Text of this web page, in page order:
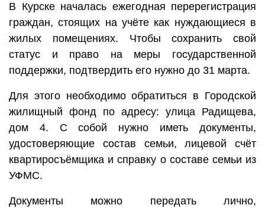
В Курске началась ежегодная перерегистрация
граждан, стоящих на учёте как нуждающиеся в
жилых помещениях. Чтобы сохранить свой
статус и право на меры государственной
поддержки, подтвердить его нужно до 31 марта.
Для этого необходимо обратиться в Городской
жилищный фонд по адресу: улица Радищева,
дом 4. С собой нужно иметь документы,
удостоверяющие состав семьи, лицевой счёт
квартиросъёмщика и справку о составе семьи из
УФМС.
Документы можно передать лично,